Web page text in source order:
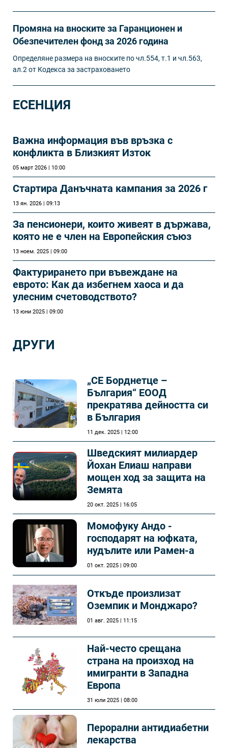
Промяна на вноските за Гаранционен и
Обезпечителен фонд за 2026 година
Определяне размера на вноските по чл.554, т.1 и чл.563,
ал.2 от Кодекса за застраховането
ЕСЕНЦИЯ
Важна информация във връзка с
конфликта в Близкият Изток
05 март 2026 | 10:00
Стартира Данъчната кампания за 2026 г
13 ян. 2026 | 09:13
За пенсионери, които живеят в държава,
която не е член на Европейския съюз
13 ноем. 2025 | 09:00
Фактурирането при въвеждане на
еврото: Как да избегнем хаоса и да
улесним счетоводството?
13 юни 2025 | 09:00
ДРУГИ
„СЕ Борднетце –
България“ ЕООД
прекратява дейността си
в България
11 дек. 2025 | 12:00
Шведският милиардер
Йохан Елиаш направи
мощен ход за защита на
Земята
20 окт. 2025 | 16:05
Момофуку Андо -
господарят на юфката,
нудълите или Рамен-а
01 окт. 2025 | 09:00
Откъде произлизат
Оземпик и Монджаро?
01 авг. 2025 | 11:15
Най-често срещана
страна на произход на
имигранти в Западна
Европа
31 юли 2025 | 08:00
Перорални антидиабетни
лекарства